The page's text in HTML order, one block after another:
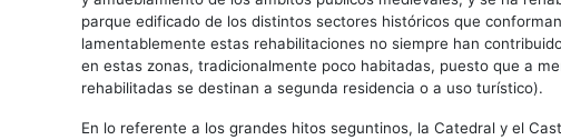
parque edificado de los distintos sectores históricos que
lamentablemente estas rehabilitaciones no siempre han
en estas zonas, tradicionalmente poco habitadas, puesto que a
rehabilitadas se destinan a segunda residencia o a uso turístico).
En lo referente a los grandes hitos seguntinos, la Catedral y el